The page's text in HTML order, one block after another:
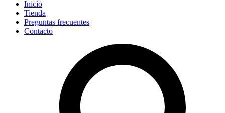
Inicio
Tienda
Preguntas frecuentes
Contacto